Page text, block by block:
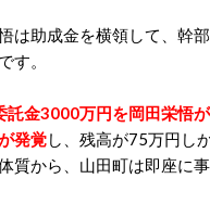
は助成金を横領して、幹
す。
託金3000万円を岡田栄悟
発覚し、残高が75万円し
質から、山田町は即座に